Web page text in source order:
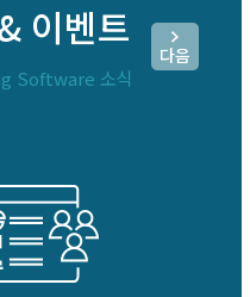
이벤트
Software 소식
다음